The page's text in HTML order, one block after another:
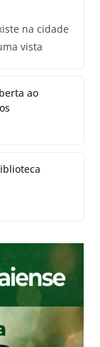
na cidade
vista
ao